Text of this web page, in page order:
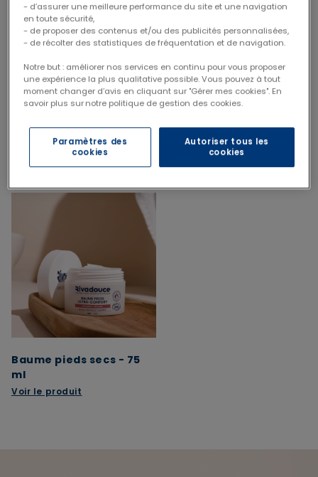
1 trousse XL offerte dès 69€
CODE : CABAS26
Livraison offerte en Mondial Relay
à partir de 29€ d'achats
Le pack contient
Baume pieds secs - 75
ml
Voir le produit
- d’assurer une meilleure performance du site et une navigation
en toute sécurité,
- de proposer des contenus et/ou des publicités personnalisées,
- de récolter des statistiques de fréquentation et de navigation.
Notre but : améliorer nos services en continu pour vous proposer
une expérience la plus qualitative possible. Vous pouvez à tout
moment changer d’avis en cliquant sur "Gérer mes cookies". En
savoir plus sur notre politique de gestion des cookies.
Paramètres des
cookies
Autoriser tous les
cookies